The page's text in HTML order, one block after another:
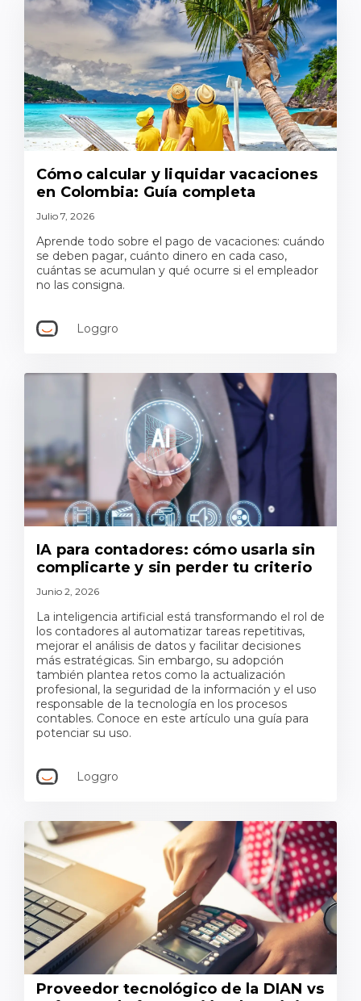
Cómo calcular y liquidar vacaciones
en Colombia: Guía completa
Julio 7, 2026
Aprende todo sobre el pago de vacaciones: cuándo
se deben pagar, cuánto dinero en cada caso,
cuántas se acumulan y qué ocurre si el empleador
no las consigna.
Loggro
IA para contadores: cómo usarla sin
complicarte y sin perder tu criterio
Junio 2, 2026
La inteligencia artificial está transformando el rol de
los contadores al automatizar tareas repetitivas,
mejorar el análisis de datos y facilitar decisiones
más estratégicas. Sin embargo, su adopción
también plantea retos como la actualización
profesional, la seguridad de la información y el uso
responsable de la tecnología en los procesos
contables. Conoce en este artículo una guía para
potenciar su uso.
Loggro
Proveedor tecnológico de la DIAN vs